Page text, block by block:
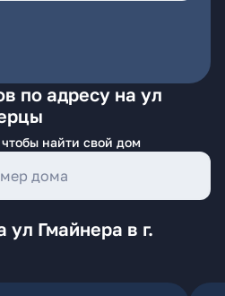
по адресу на ул
найти свой дом
Гмайнера в г.